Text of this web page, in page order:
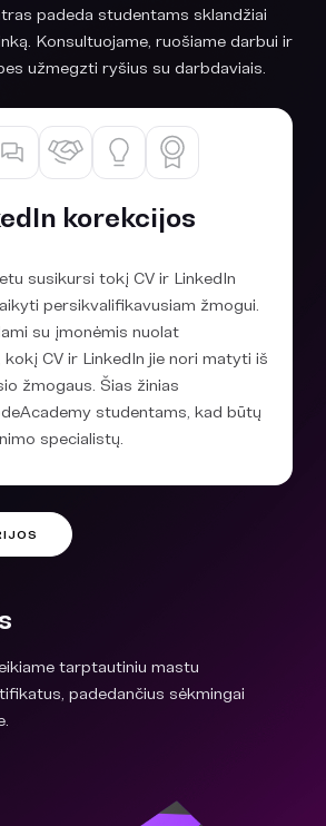
padeda studentams sklandžiai
Konsultuojame, ruošiame darbui ir
užmegzti ryšius su darbdaviais.
korekcijos
susikursi tokį CV ir LinkedIn
persikvalifikavusiam žmogui.
su įmonėmis nuolat
CV ir LinkedIn jie nori matyti iš
žmogaus. Šias žinias
studentams, kad būtų
specialistų.
tarptautiniu mastu
padedančius sėkmingai